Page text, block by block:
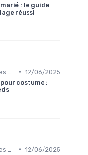
: le guide
réussi
• 12/06/2025
costume :
• 12/06/2025